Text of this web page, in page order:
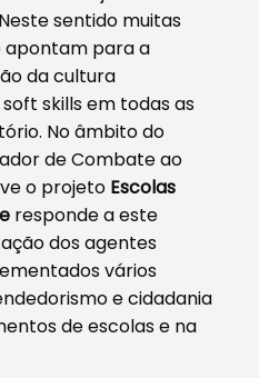
sentido muitas
apontam para a
da cultura
skills em todas as
No âmbito do
de Combate ao
o projeto Escolas
responde a este
dos agentes
vários
e cidadania
de escolas e na